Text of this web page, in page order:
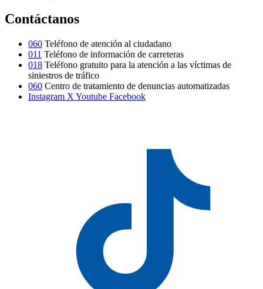
Contáctanos
060 Teléfono de atención al ciudadano
011 Teléfono de información de carreteras
018 Teléfono gratuito para la atención a las víctimas de
siniestros de tráfico
060 Centro de tratamiento de denuncias automatizadas
Instagram X Youtube Facebook